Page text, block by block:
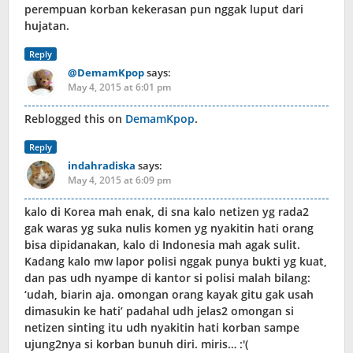
perempuan korban kekerasan pun nggak luput dari
hujatan.
Reply
@DemamKpopsays:
May 4, 2015 at 6:01 pm
Reblogged this on DemamKpop.
Reply
indahradiska says:
May 4, 2015 at 6:09 pm
kalo di Korea mah enak, di sna kalo netizen yg rada2
gak waras yg suka nulis komen yg nyakitin hati orang
bisa dipidanakan, kalo di Indonesia mah agak sulit.
Kadang kalo mw lapor polisi nggak punya bukti yg kuat,
dan pas udh nyampe di kantor si polisi malah bilang:
‘udah, biarin aja. omongan orang kayak gitu gak usah
dimasukin ke hati’ padahal udh jelas2 omongan si
netizen sinting itu udh nyakitin hati korban sampe
ujung2nya si korban bunuh diri. miris… :'(